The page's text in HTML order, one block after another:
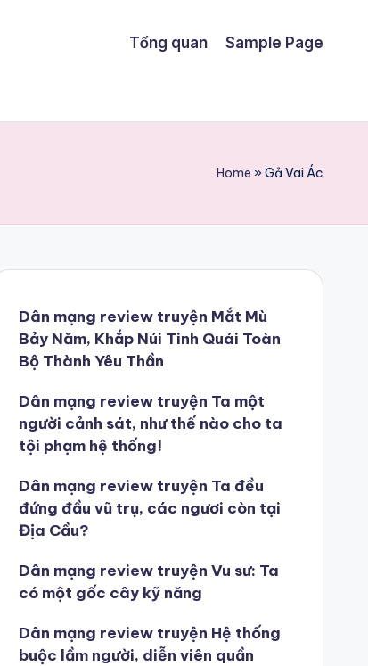
Tổng quan Sample Page
Home »Gả Vai Ác
Dân mạng review truyện Mắt Mù
Bảy Năm, Khắp Núi Tinh Quái Toàn
Bộ Thành Yêu Thần
Dân mạng review truyện Ta một
người cảnh sát, như thế nào cho ta
tội phạm hệ thống!
Dân mạng review truyện Ta đều
đứng đầu vũ trụ, các ngươi còn tại
Địa Cầu?
Dân mạng review truyện Vu sư: Ta
có một gốc cây kỹ năng
Dân mạng review truyện Hệ thống
buộc lầm người, diễn viên quần